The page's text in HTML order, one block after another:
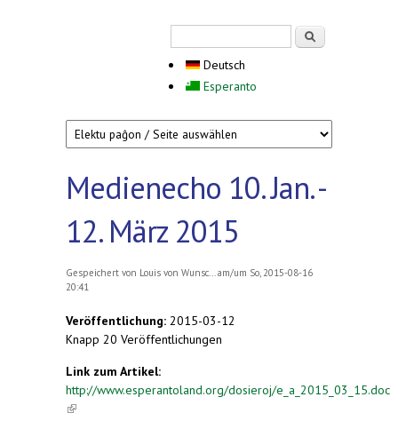
Deutsch
Esperanto
Medienecho 10. Jan. -
12. März 2015
Gespeichert von Louis von Wunsc...
am/um So, 2015-08-16
20:41
Veröffentlichung: 2015-03-12
Knapp 20 Veröffentlichungen
Link zum Artikel:
http://www.esperantoland.org/dosieroj/e_a_2015_03_15.doc
(link is external)